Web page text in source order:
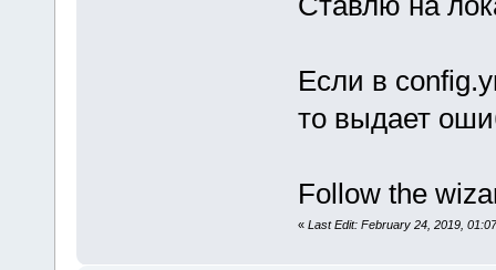
Если в
то выдает
Follow the
« Last Edit: February 24, 2019,